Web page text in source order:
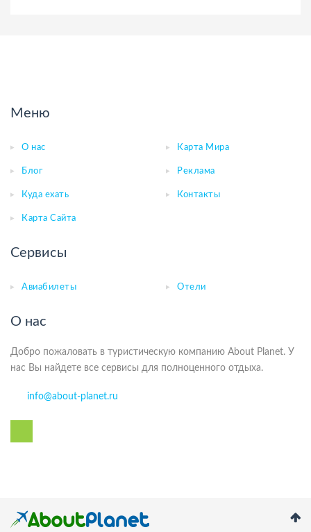
Меню
О нас Карта Мира
Блог Реклама
Куда ехать Контакты
Карта Сайта
Сервисы
Авиабилеты Отели
О нас
Добро пожаловать в туристическую компанию About Planet. У
нас Вы найдете все сервисы для полноценного отдыха.
info@about-planet.ru